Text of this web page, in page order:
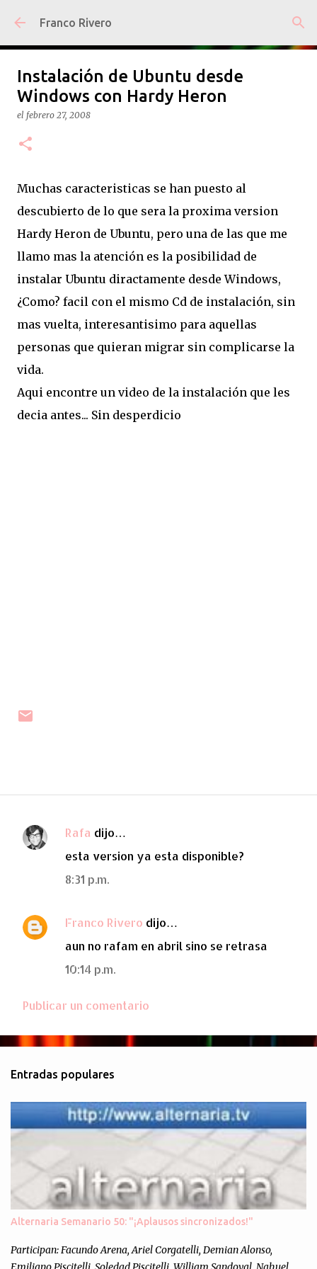
Ir al contenido principal
Franco Rivero
Instalación de Ubuntu desde
Windows con Hardy Heron
el febrero 27, 2008
Muchas caracteristicas se han puesto al
descubierto de lo que sera la proxima version
Hardy Heron de Ubuntu, pero una de las que me
llamo mas la atención es la posibilidad de
instalar Ubuntu diractamente desde Windows,
¿Como? facil con el mismo Cd de instalación, sin
mas vuelta, interesantisimo para aquellas
personas que quieran migrar sin complicarse la
vida.
Aqui encontre un video de la instalación que les
decia antes... Sin desperdicio
C
n
t
i
s
Rafa dijo…
esta version ya esta disponible?
8:31 p.m.
Franco Rivero dijo…
aun no rafam en abril sino se retrasa
10:14 p.m.
Publicar un comentario
Entradas populares
Alternaria Semanario 50: "¡Aplausos sincronizados!"
Participan: Facundo Arena, Ariel Corgatelli, Demian Alonso,